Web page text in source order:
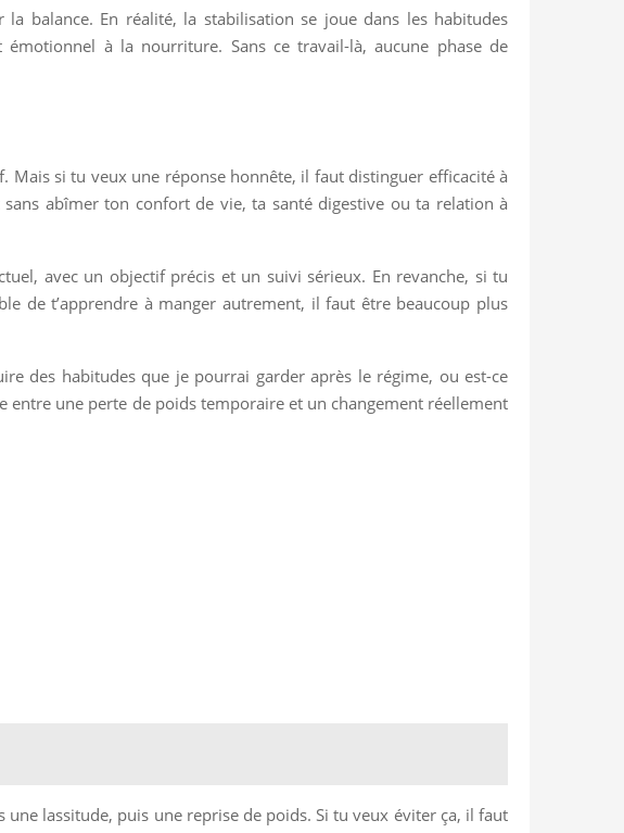
balance. En réalité, la stabilisation se joue dans les habitudes
à la nourriture. Sans ce travail-là, aucune phase de
Mais si tu veux une réponse honnête, il faut distinguer efficacité à
abîmer ton confort de vie, ta santé digestive ou ta relation à
avec un objectif précis et un suivi sérieux. En revanche, si tu
de t’apprendre à manger autrement, il faut être beaucoup plus
des habitudes que je pourrai garder après le régime, ou est-ce
entre une perte de poids temporaire et un changement réellement
lassitude, puis une reprise de poids. Si tu veux éviter ça, il faut